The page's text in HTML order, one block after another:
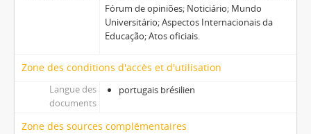
Fórum de opiniões; Noticiário; Mundo
Universitário; Aspectos Internacionais da
Educação; Atos oficiais.
Zone des conditions d'accès et d'utilisation
Langue des
documents
portugais brésilien
Zone des sources complémentaires